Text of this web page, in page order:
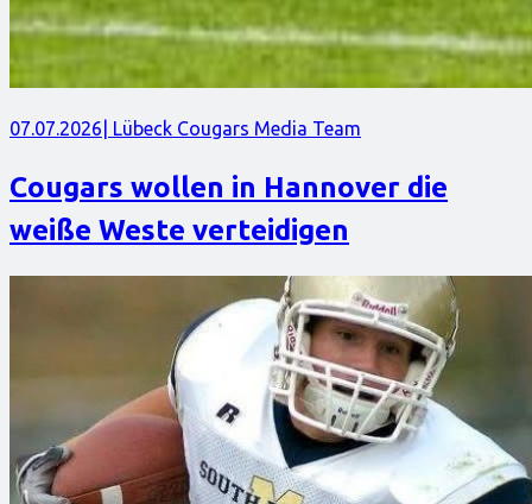
07.07.2026 | Lübeck Cougars Media Team
Cougars wollen in Hannover die
weiße Weste verteidigen